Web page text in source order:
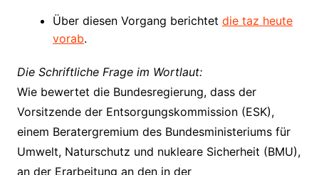
Über diesen Vorgang berichtet die taz heute
vorab.
Die Schriftliche Frage im Wortlaut:
Wie bewertet die Bundesregierung, dass der
Vorsitzende der Entsorgungskommission (ESK),
einem Beratergremium des Bundesministeriums für
Umwelt, Naturschutz und nukleare Sicherheit (BMU),
an der Erarbeitung an den in der